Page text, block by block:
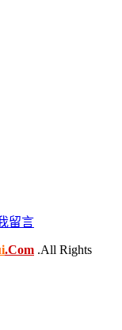
留言
.Com .All Rights